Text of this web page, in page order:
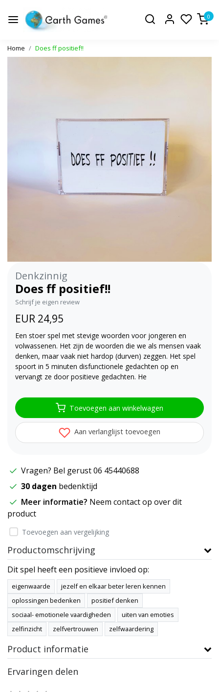
0
Home Does ff positief!!
Denkzinnig
Does ff positief!!
Schrijf je eigen review
EUR 24,95
Een stoer spel met stevige woorden voor jongeren en
volwassenen. Het zijn de woorden die we als mensen vaak
denken, maar vaak niet hardop (durven) zeggen. Het spel
spoort in 5 minuten disfunctionele gedachten op en
vervangt ze door positieve gedachten. He
Toevoegen aan winkelwagen
Aan verlanglijst toevoegen
Vragen? Bel gerust 06 45440688
30 dagen bedenktijd
Meer informatie? Neem contact op over dit
product
Toevoegen aan vergelijking
Productomschrijving
Dit spel heeft een positieve invloed op:
eigenwaarde
jezelf en elkaar beter leren kennen
oplossingen bedenken
positief denken
sociaal- emotionele vaardigheden
uiten van emoties
zelfinzicht
zelfvertrouwen zelfwaardering
Product informatie
Ervaringen delen